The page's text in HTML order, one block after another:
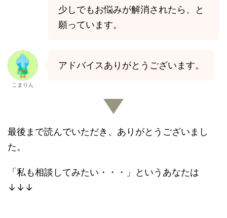
少しでもお悩みが解消されたら、と
願っています。
こまりん
アドバイスありがとうございます。
最後まで読んでいただき、ありがとうございまし
た。
「私も相談してみたい・・・」というあなたは
↓↓↓